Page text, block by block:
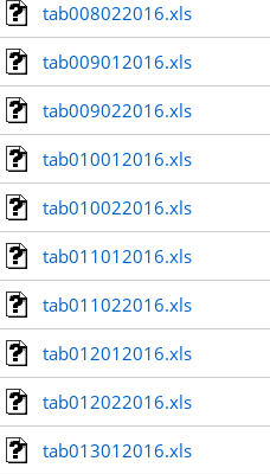
tab008022016.xls
tab009012016.xls
tab009022016.xls
tab010012016.xls
tab010022016.xls
tab011012016.xls
tab011022016.xls
tab012012016.xls
tab012022016.xls
tab013012016.xls